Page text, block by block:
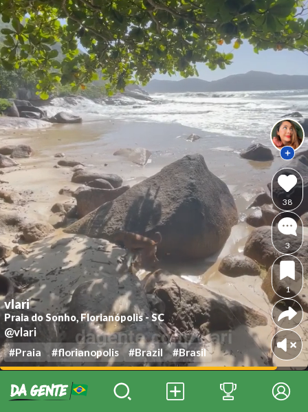
vlari
Praia do Sonho, Florianópolis - SC
@vlari
#Praia #florianopolis #Brazil #Brasil
38
3
1